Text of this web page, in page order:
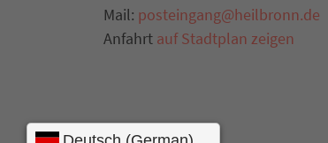
Mail: posteingang@heilbronn.de
Anfahrt auf Stadtplan zeigen